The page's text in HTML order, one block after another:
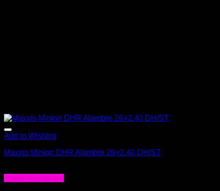
Add to Wishlist
Maxxis Minion DHR Alambre 26×2.40 DH/ST